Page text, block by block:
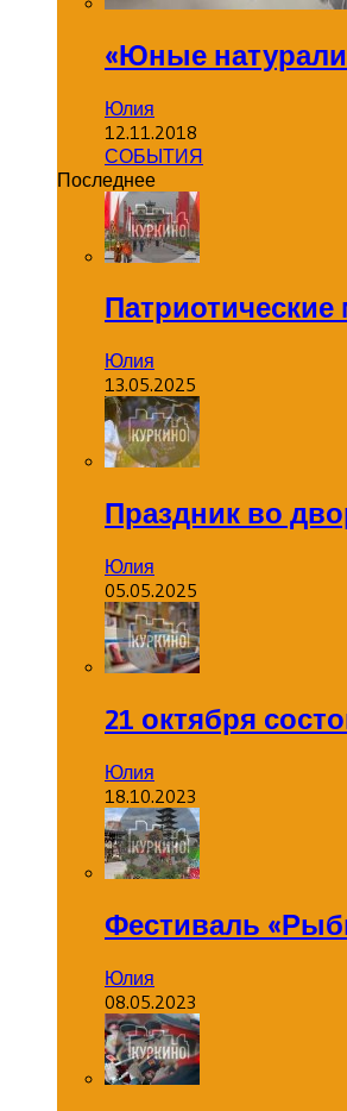
«Юные
Юлия
12.11.2018
СОБЫТИЯ
Последнее
Юлия
13.05.2025
Праздник во
Юлия
05.05.2025
21 октября
Юлия
18.10.2023
Фестиваль
Юлия
08.05.2023